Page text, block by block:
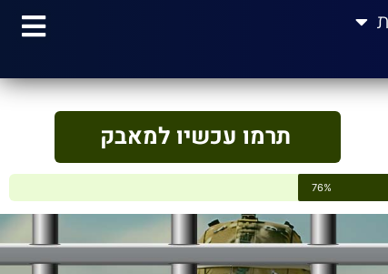
תרמו עכשיו למאבק
76%